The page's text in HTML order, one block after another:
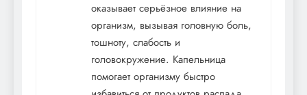
оказывает серьёзное влияние на
организм, вызывая головную боль,
тошноту, слабость и
головокружение. Капельница
помогает организму быстро